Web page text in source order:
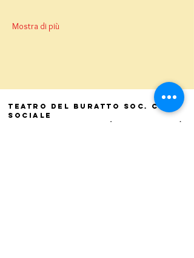
Mostra di più
Teatro del Buratto Soc. Coop
sociale
Via G. Bovio 5, Milano (Teatro Munari)